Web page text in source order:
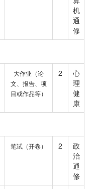
机
通
修
大作业（论
文、报告、项
目或作品等）
2
心
理
健
康
笔试（开卷） 2
政
治
通
修